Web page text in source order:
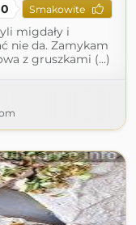
0 Smakowite
migdały i
nie da. Zamykam
z gruszkami (...)